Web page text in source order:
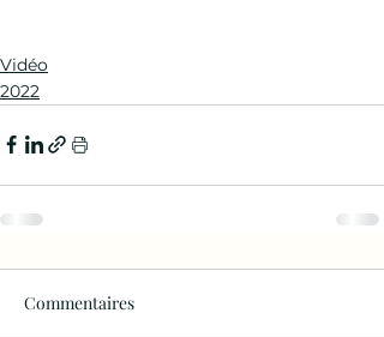
Vidéo
2022
Commentaires